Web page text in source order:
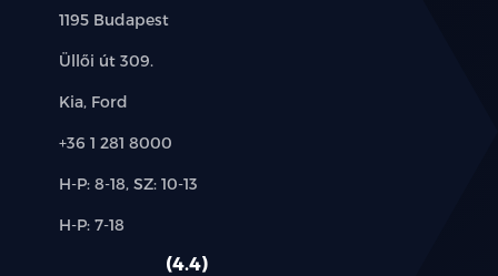
Település:
1195 Budapest
Cím:
Üllői út 309.
Márkák:
Kia, Ford
Telefon:
+36 1 281 8000
Új-
használt
H-P: 8-18, SZ: 10-13
Alkatrész,
H-P: 7-18
4.4